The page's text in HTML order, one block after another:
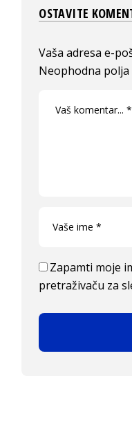
OSTAVITE
Vaša adresa e-
Neophodna
Zapamti moje
pretraživaču za